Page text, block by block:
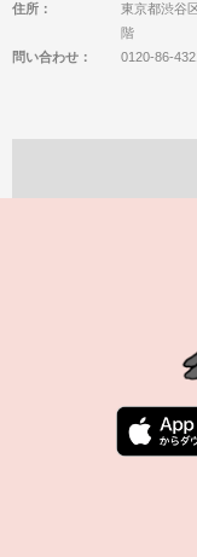
住所：
東京都渋谷
階
問い合わせ：
0120-86-